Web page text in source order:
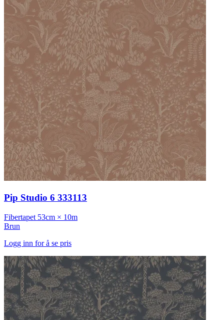
Pip Studio 6 333113
Fibertapet 53cm × 10m
Brun
Logg inn for å se pris